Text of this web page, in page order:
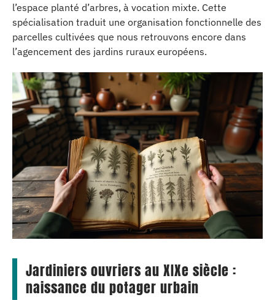
l’espace planté d’arbres, à vocation mixte. Cette
spécialisation traduit une organisation fonctionnelle des
parcelles cultivées que nous retrouvons encore dans
l’agencement des jardins ruraux européens.
Jardiniers ouvriers au XIXe siècle :
naissance du potager urbain